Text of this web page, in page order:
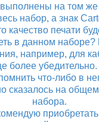
на том же
набор, а знак
качество печати
в данном наборе?
например, для
более убедительно.
что-либо в
сказалось на
набора.